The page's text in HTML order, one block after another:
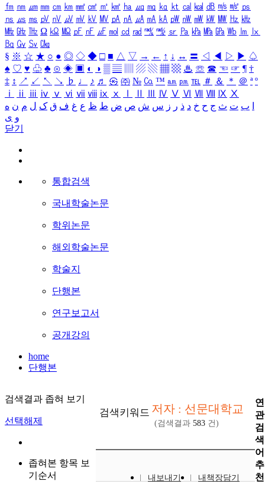
㎙ ㎚ ㎛ ㎜ ㎝ ㎞ ㎟ ㎠ ㎡ ㎢ ㏊ ㎍ ㎎ ㎏ ㏏ ㎈ ㎉ ㏈ ㎧ ㎨ ㎰
㎱ ㎲ ㎳ ㎴ ㎵ ㎶ ㎷ ㎸ ㎹ ㎀ ㎁ ㎂ ㎃ ㎄ ㎺ ㎻ ㎽ ㎾ ㎿ ㎐ ㎑
㎒ ㎓ ㎔ Ω ㏀ ㏁ ㎊ ㎋ ㎌ ㏖ ㏅ ㎭ ㎮ ㎯ ㏛ ㎩ ㎪ ㎫ ㎬ ㏝ ㏐
㏓
㏃ ㏉ ㏜ ㏆
§ ※ ☆ ★ ○ ● ◎ ◇ ◆ □ ■ △ ▽ → ← ↑ ↓ ↔ 〓 ◁ ◀ ▷ ▶ ♤
♠ ♡ ♥ ♧ ♣ ⊙ ◈ ▣ ◐ ◑ ▒ ▤ ▨ ▧ ▦ ▩ ♨ ☏ ☎ ☜ ☞ ¶ †
‡ ↕ ↗ ↙ ↖ ↘ ♭ ♩ ♪ ♬ ㉿ ㈜ № ㏇ ™ ㏂ ㏘ ℡ ＃ ＆ ＊ ＠ ª º
ⅰ
ⅱ ⅲ ⅳ ⅴ ⅵ ⅶ ⅷ ⅸ ⅹ Ⅳ Ⅴ Ⅵ Ⅶ Ⅷ Ⅸ Ⅹ
ب ت ث ج ح خ د ذ ر ز س ش ص ض ط ظ ع غ ف ق ک ل م ن ه
و ی
닫기
통합검색
국내학술논문
학위논문
해외학술논문
학술지
단행본
연구보고서
공개강의
home
단행본
검색결과 좁혀 보기
선택해제
좁혀본 항목 보
기순서
검색키워드 저자 : 선문대학교
(검색결과 583 건)
내보내기
내책장담기
연
관
검
색
어
추
천